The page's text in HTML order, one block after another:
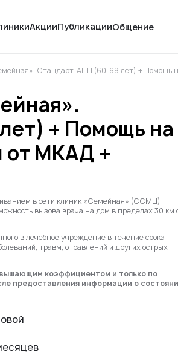
АкцииПубликацииОбщение
Стандарт. АПП (60-69 лет) + Помощь
+ Помощь на
от МКАД +
в сети клиник «Семейная» (ССМЦ)
вызова врача на дом в пределах 30 км
в лечебное учреждение в течение срока
травм, отравлений и других острых
коэффициентом и только по
предоставления информации о